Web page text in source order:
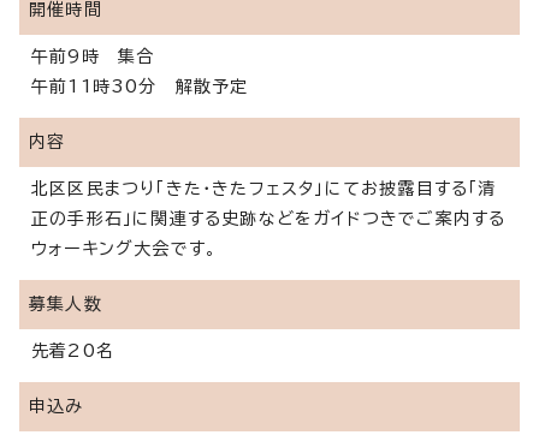
開催時間
午前9時 集合
午前11時30分 解散予定
内容
北区区民まつり「きた・きたフェスタ」にてお披露目する「清
正の手形石」に関連する史跡などをガイドつきでご案内する
ウォーキング大会です。
募集人数
先着20名
申込み